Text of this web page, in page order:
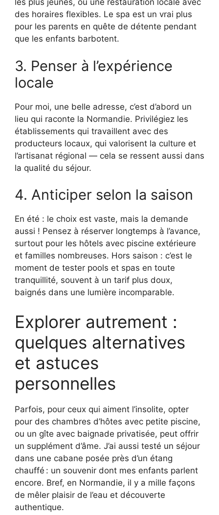
les plus jeunes, ou une restauration locale avec
des horaires flexibles. Le spa est un vrai plus
pour les parents en quête de détente pendant
que les enfants barbotent.
3. Penser à l’expérience
locale
Pour moi, une belle adresse, c’est d’abord un
lieu qui raconte la Normandie. Privilégiez les
établissements qui travaillent avec des
producteurs locaux, qui valorisent la culture et
l’artisanat régional — cela se ressent aussi dans
la qualité du séjour.
4. Anticiper selon la saison
En été : le choix est vaste, mais la demande
aussi ! Pensez à réserver longtemps à l’avance,
surtout pour les hôtels avec piscine extérieure
et familles nombreuses. Hors saison : c’est le
moment de tester pools et spas en toute
tranquillité, souvent à un tarif plus doux,
baignés dans une lumière incomparable.
Explorer autrement :
quelques alternatives
et astuces
personnelles
Parfois, pour ceux qui aiment l’insolite, opter
pour des chambres d’hôtes avec petite piscine,
ou un gîte avec baignade privatisée, peut offrir
un supplément d’âme. J’ai aussi testé un séjour
dans une cabane posée près d’un étang
chauffé : un souvenir dont mes enfants parlent
encore. Bref, en Normandie, il y a mille façons
de mêler plaisir de l’eau et découverte
authentique.